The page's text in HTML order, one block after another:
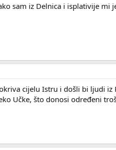
sam iz Delnica i isplativije
cijelu Istru i došli bi ljudi iz
Učke, što donosi određeni